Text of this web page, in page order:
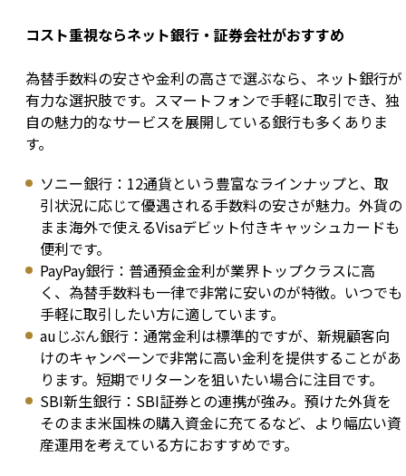
コスト重視ならネット銀行・証券会社がおすすめ
為替手数料の安さや金利の高さで選ぶなら、ネット銀行が
有力な選択肢です。スマートフォンで手軽に取引でき、独
自の魅力的なサービスを展開している銀行も多くありま
す。
ソニー銀行：12通貨という豊富なラインナップと、取
引状況に応じて優遇される手数料の安さが魅力。外貨の
まま海外で使えるVisaデビット付きキャッシュカードも
便利です。
PayPay銀行：普通預金金利が業界トップクラスに高
く、為替手数料も一律で非常に安いのが特徴。いつでも
手軽に取引したい方に適しています。
auじぶん銀行：通常金利は標準的ですが、新規顧客向
けのキャンペーンで非常に高い金利を提供することがあ
ります。短期でリターンを狙いたい場合に注目です。
SBI新生銀行：SBI証券との連携が強み。預けた外貨を
そのまま米国株の購入資金に充てるなど、より幅広い資
産運用を考えている方におすすめです。